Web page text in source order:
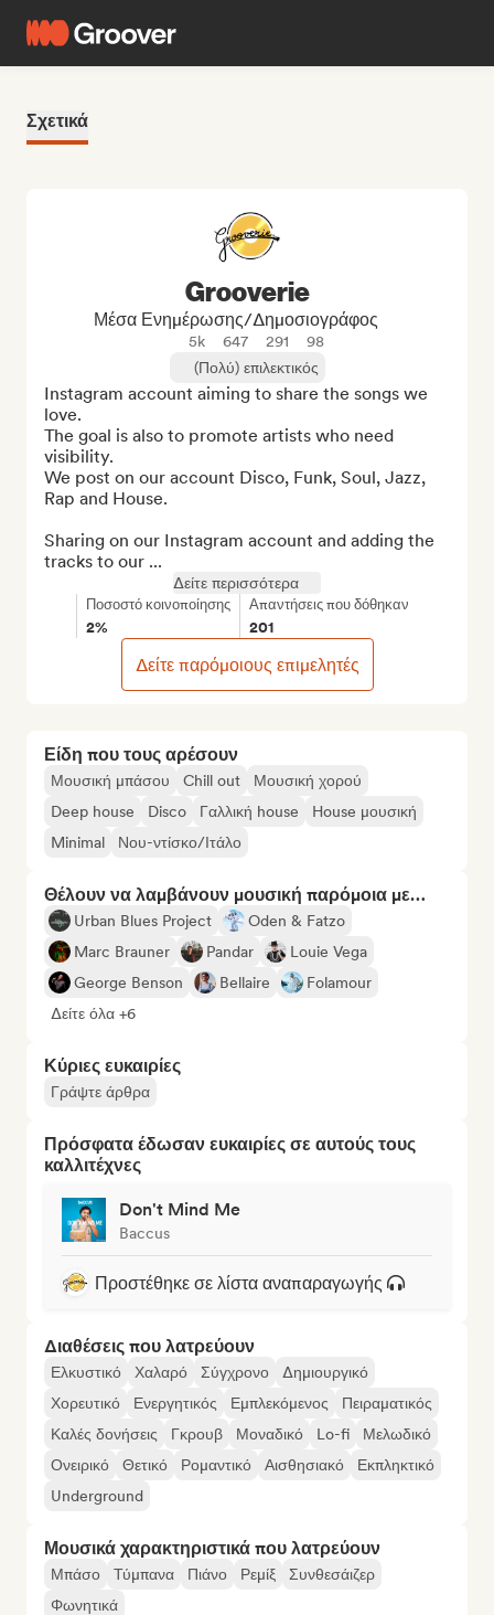
Σχετικά
Είδη που τους αρέσουν
Μουσική μπάσου Chill out
Μουσική χορού
Deep house
Disco Γαλλική house
House μουσική
Minimal
Νου-ντίσκο/Ιτάλο
Θέλουν να λαμβάνουν μουσική παρόμοια με…
Urban Blues Project
Oden & Fatzo
Marc Brauner
Pandar
Louie Vega
George Benson
Bellaire
Folamour
Δείτε όλα +6
Κύριες ευκαιρίες
Γράψτε άρθρα
Πρόσφατα έδωσαν ευκαιρίες σε αυτούς τους
καλλιτέχνες
Don't Mind Me
Baccus
Προστέθηκε σε λίστα αναπαραγωγής
Διαθέσεις που λατρεύουν
Ελκυστικό Χαλαρό Σύγχρονο
Δημιουργικό
Χορευτικό
Ενεργητικός Εμπλεκόμενος
Πειραματικός
Καλές δονήσεις
Γκρουβ Μοναδικό Lo-fi
Μελωδικό
Ονειρικό
Θετικό Ρομαντικό Αισθησιακό
Εκπληκτικό
Underground
Μουσικά χαρακτηριστικά που λατρεύουν
Μπάσο Τύμπανα Πιάνο Ρεμίξ
Συνθεσάιζερ
Φωνητικά
Grooverie
Μέσα Ενημέρωσης/Δημοσιογράφος
5k 647 291
98
(Πολύ) επιλεκτικός
Instagram account aiming to share the songs we
love.
The goal is also to promote artists who need
visibility.
We post on our account Disco, Funk, Soul, Jazz,
Rap and House.
Sharing on our Instagram account and adding the
tracks to our ...
Δείτε περισσότερα
Ποσοστό κοινοποίησης
2%
Απαντήσεις που δόθηκαν
201
Δείτε παρόμοιους επιμελητές